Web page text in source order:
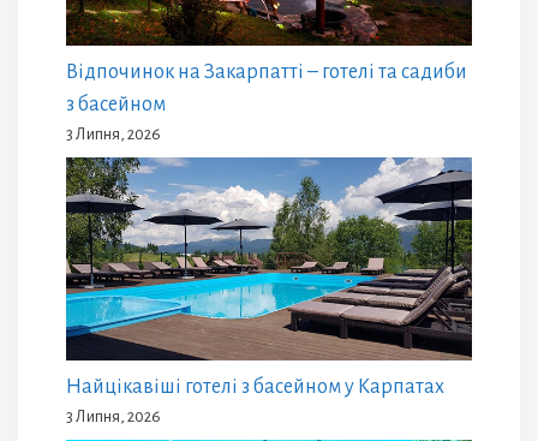
Відпочинок на Закарпатті – готелі та садиби
з басейном
3 Липня, 2026
Найцікавіші готелі з басейном у Карпатах
3 Липня, 2026